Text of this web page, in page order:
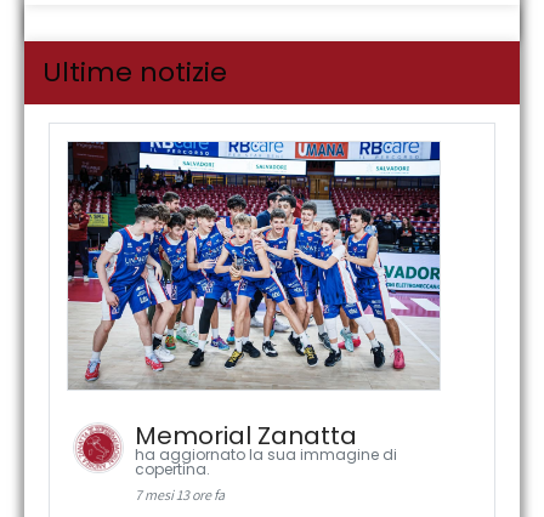
Ultime notizie
Memorial Zanatta
ha aggiornato la sua immagine di
copertina.
7 mesi 13 ore fa